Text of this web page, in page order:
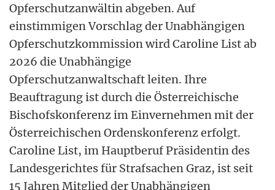
Opferschutzanwältin abgeben. Auf
einstimmigen Vorschlag der Unabhängigen
Opferschutzkommission wird Caroline List ab
2026 die Unabhängige
Opferschutzanwaltschaft leiten. Ihre
Beauftragung ist durch die Österreichische
Bischofskonferenz im Einvernehmen mit der
Österreichischen Ordenskonferenz erfolgt.
Caroline List, im Hauptberuf Präsidentin des
Landesgerichtes für Strafsachen Graz, ist seit
15 Jahren Mitglied der Unabhängigen